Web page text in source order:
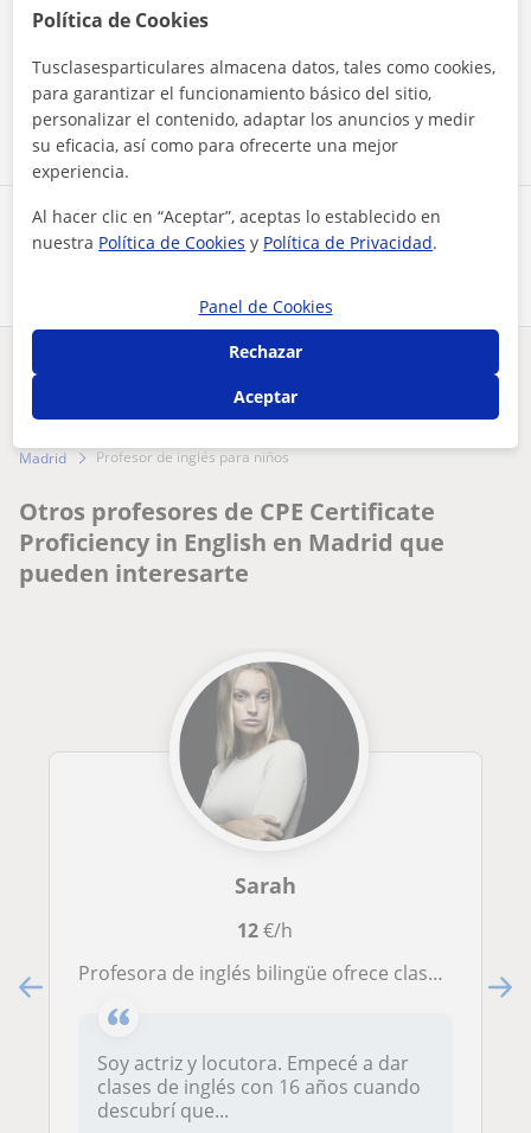
Comparte a este profesor
Contactar ahora
Madrid
profesor de inglés para niños
Otros profesores de CPE Certificate
Proficiency in English en Madrid que
pueden interesarte
Sarah
12€/h
Profesora de inglés bilingüe ofrece clases de conversación y teoría tanto a adultos como a niños
Soy actriz y locutora. Empecé a dar
clases de inglés con 16 años cuando
descubrí que...
Política de Cookies
Tusclasesparticulares almacena datos, tales como cookies,
para garantizar el funcionamiento básico del sitio,
personalizar el contenido, adaptar los anuncios y medir
su eficacia, así como para ofrecerte una mejor
experiencia.
Al hacer clic en “Aceptar”, aceptas lo establecido en
nuestra Política de Cookies y Política de Privacidad.
Panel de Cookies
Rechazar
Aceptar